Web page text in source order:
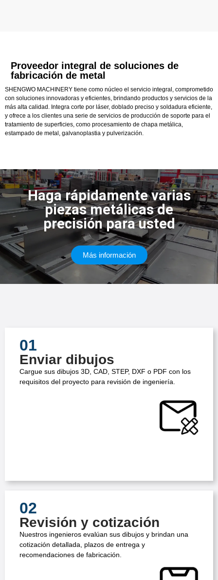
Proveedor integral de soluciones de
fabricación de metal
SHENGWO MACHINERY tiene como núcleo el servicio integral, comprometido
con soluciones innovadoras y eficientes, brindando productos y servicios de la
más alta calidad. Integra corte por láser, doblado preciso y soldadura eficiente,
y ofrece a los clientes una serie de servicios de producción de soporte para el
tratamiento de superficies, como procesamiento de chapa metálica,
estampado de metal, galvanoplastia y pulverización.
Haga rápidamente varias
piezas metálicas de
precisión para usted
Más información
01
Enviar dibujos
Cargue sus dibujos 3D, CAD, STEP, DXF o PDF con los
requisitos del proyecto para revisión de ingeniería.
02
Revisión y cotización
Nuestros ingenieros evalúan sus dibujos y brindan una
cotización detallada, plazos de entrega y
recomendaciones de fabricación.